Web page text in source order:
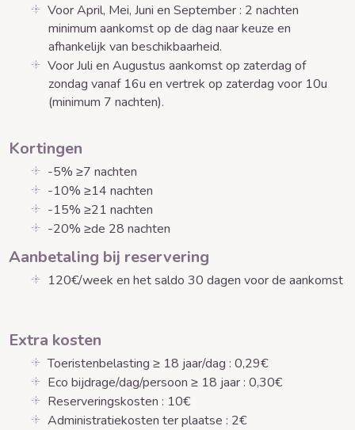
Voor April, Mei, Juni en September : 2 nachten
minimum aankomst op de dag naar keuze en
afhankelijk van beschikbaarheid.
Voor Juli en Augustus aankomst op zaterdag of
zondag vanaf 16u en vertrek op zaterdag voor 10u
(minimum 7 nachten).
Kortingen
-5% ≥7 nachten
-10% ≥14 nachten
-15% ≥21 nachten
-20% ≥de 28 nachten
Aanbetaling bij reservering
120€/week en het saldo 30 dagen voor de aankomst
Extra kosten
Toeristenbelasting ≥ 18 jaar/dag : 0,29€
Eco bijdrage/dag/persoon ≥ 18 jaar : 0,30€
Reserveringskosten : 10€
Administratiekosten ter plaatse : 2€